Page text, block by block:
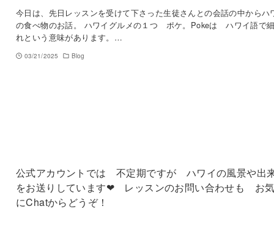
今日は、先日レッスンを受けて下さった生徒さんとの会話の中からハ
の食べ物のお話。 ハワイグルメの１つ ポケ。Pokeは ハワイ語で
れという意味があります。…
03/21/2025 Blog
公式アカウントでは 不定期ですが ハワイの風景や出
をお送りしています❤ レッスンのお問い合わせも お
にChatからどうぞ！